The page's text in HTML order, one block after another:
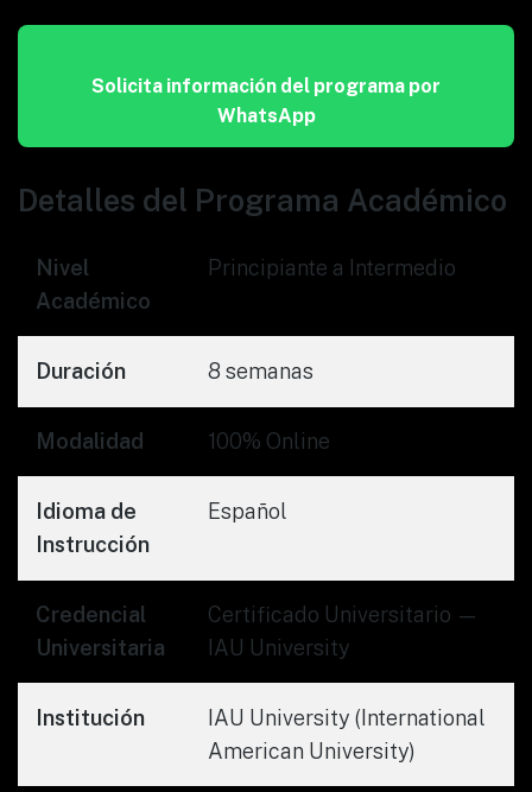
Solicita información del programa por
WhatsApp
Detalles del Programa Académico
Nivel
Académico
Principiante a Intermedio
Duración 8 semanas
Modalidad 100% Online
Idioma de
Instrucción
Español
Credencial
Universitaria
Certificado Universitario —
IAU University
Institución
IAU University (International
American University)